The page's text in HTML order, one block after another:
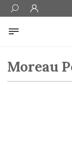
Moreau